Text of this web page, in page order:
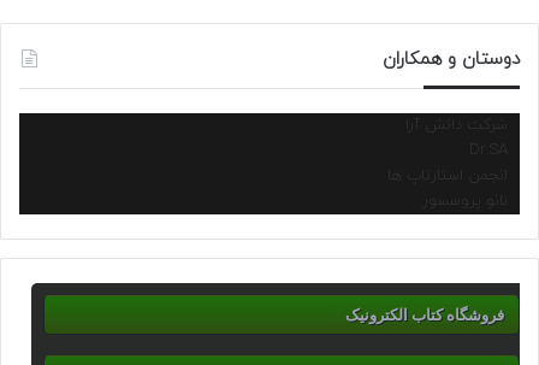
دوستان و همکاران
شرکت دانش آرا
انجمن استارتاپ ها
نانو پروسسور
فروشگاه کتاب الکترونیک